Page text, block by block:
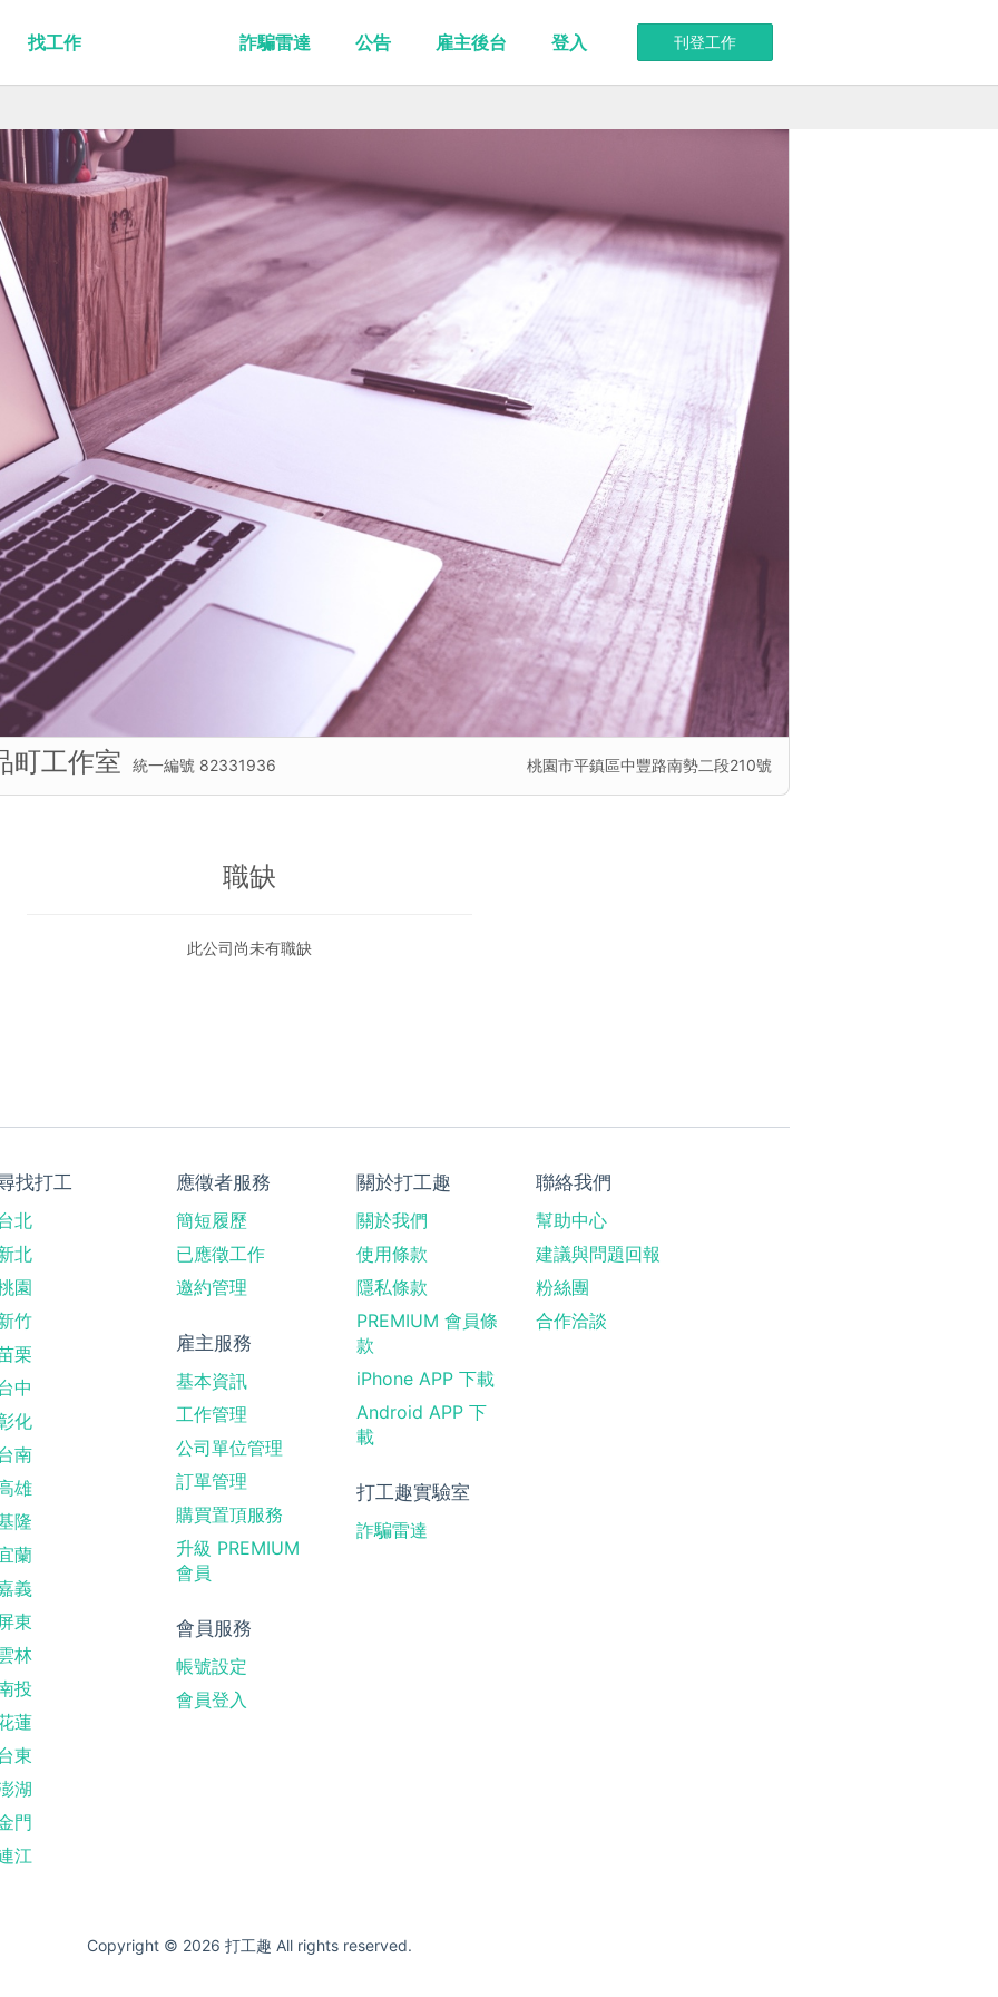
刊登工作
找工作 詐騙雷達 公告 雇主後台 登入
町工作室 統一編號 82331936 桃園市平鎮區中豐路南勢二段210號
職缺
此公司尚未有職缺
找打工
北
北
園
竹
栗
中
化
南
雄
隆
蘭
義
東
林
投
蓮
東
湖
門
江
應徵者服務
簡短履歷
已應徵工作
邀約管理
雇主服務
基本資訊
工作管理
公司單位管理
訂單管理
購買置頂服務
升級 PREMIUM
會員
會員服務
帳號設定
會員登入
關於打工趣
關於我們
使用條款
隱私條款
PREMIUM 會員條
款
iPhone APP 下載
Android APP 下
載
打工趣實驗室
詐騙雷達
聯絡我們
幫助中心
建議與問題回報
粉絲團
合作洽談
Copyright © 2026 打工趣 All rights reserved.